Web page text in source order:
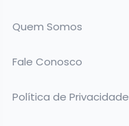
Quem Somos
Fale Conosco
Política de Privacidade